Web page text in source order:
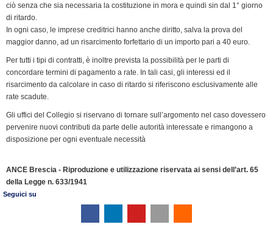
ciò senza che sia necessaria la costituzione in mora e quindi sin dal 1° giorno
di ritardo.
In ogni caso, le imprese creditrici hanno anche diritto, salva la prova del
maggior danno, ad un risarcimento forfettario di un importo pari a 40 euro.
Per tutti i tipi di contratti, è inoltre prevista la possibilità per le parti di
concordare termini di pagamento a rate. In tali casi, gli interessi ed il
risarcimento da calcolare in caso di ritardo si riferiscono esclusivamente alle
rate scadute.
Gli uffici del Collegio si riservano di tornare sull’argomento nel caso dovessero
pervenire nuovi contributi da parte delle autorità interessate e rimangono a
disposizione per ogni eventuale necessità
ANCE Brescia - Riproduzione e utilizzazione riservata ai sensi dell’art. 65
della Legge n. 633/1941
Seguici su